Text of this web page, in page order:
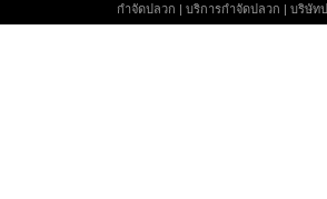
กำจัดปลวก | บริการกำจัดปลวก | บริษัท